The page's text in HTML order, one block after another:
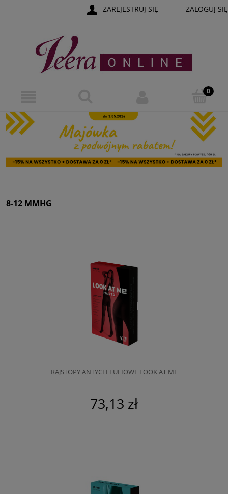
ZAREJESTRUJ SIĘ ZALOGUJ SIĘ
8-12 MMHG
RAJSTOPY ANTYCELLULIOWE LOOK AT ME
73,13 zł